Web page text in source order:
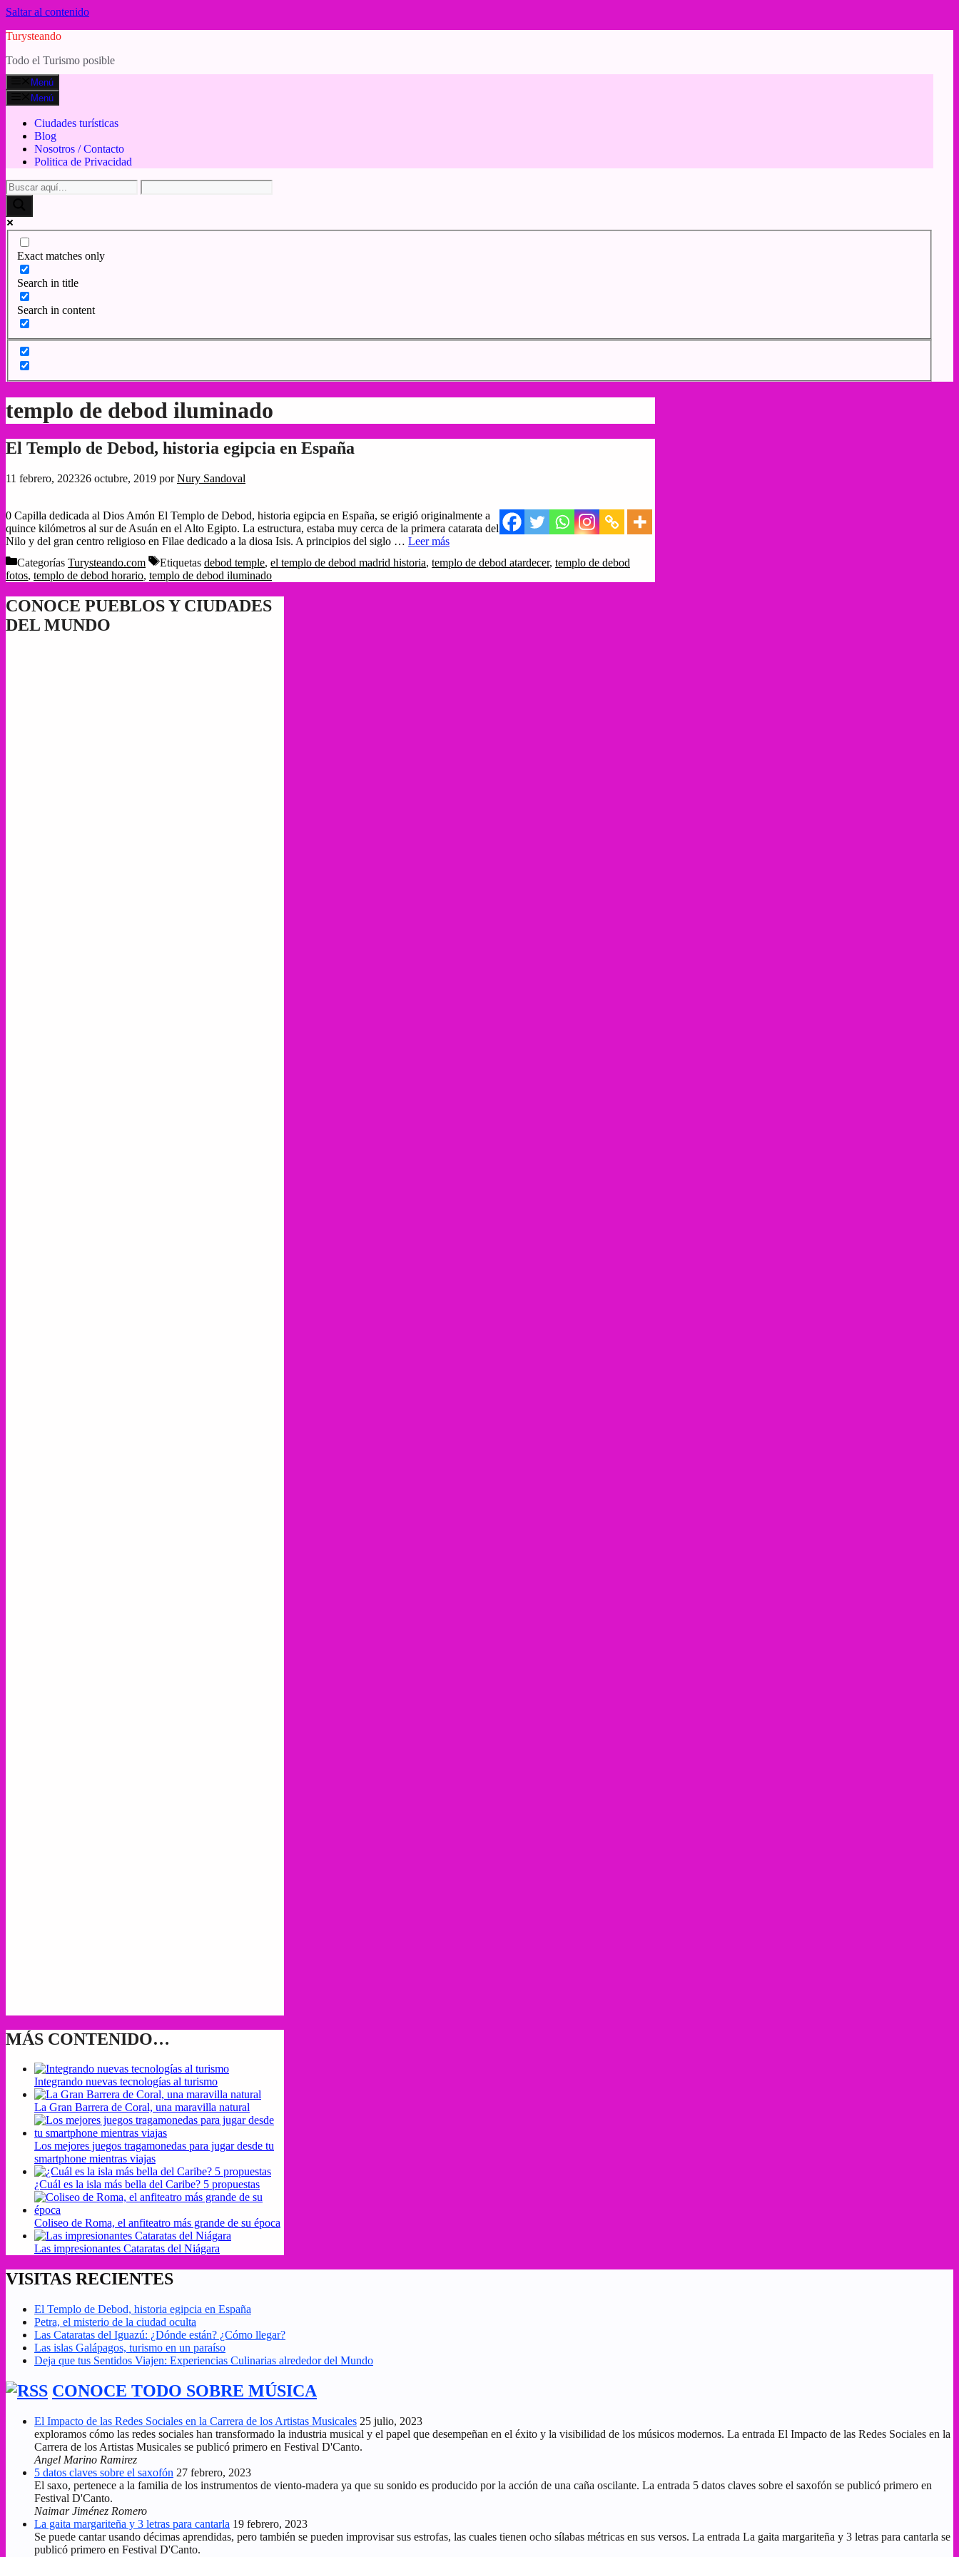
Saltar al contenido
Turysteando
Todo el Turismo posible
Menú
Menú
Ciudades turísticas
Blog
Nosotros / Contacto
Politica de Privacidad
Exact matches only
Search in title
Search in content
templo de debod iluminado
El Templo de Debod, historia egipcia en España
11 febrero, 202326 octubre, 2019 porNury Sandoval
0 Capilla dedicada al Dios Amón El Templo de Debod, historia egipcia en España, se erigió originalmente a
quince kilómetros al sur de Asuán en el Alto Egipto. La estructura, estaba muy cerca de la primera catarata del
Nilo y del gran centro religioso en Filae dedicado a la diosa Isis. A principios del siglo … Leer más
Categorías Turysteando.com Etiquetas debod temple, el templo de debod madrid historia, templo de debod atardecer, templo de debod
fotos, templo de debod horario, templo de debod iluminado
CONOCE PUEBLOS Y CIUDADES
DEL MUNDO
MÁS CONTENIDO…
Integrando nuevas tecnologías al turismo
La Gran Barrera de Coral, una maravilla natural
Los mejores juegos tragamonedas para jugar desde tu
smartphone mientras viajas
¿Cuál es la isla más bella del Caribe? 5 propuestas
Coliseo de Roma, el anfiteatro más grande de su época
Las impresionantes Cataratas del Niágara
VISITAS RECIENTES
El Templo de Debod, historia egipcia en España
Petra, el misterio de la ciudad oculta
Las Cataratas del Iguazú: ¿Dónde están? ¿Cómo llegar?
Las islas Galápagos, turismo en un paraíso
Deja que tus Sentidos Viajen: Experiencias Culinarias alrededor del Mundo
CONOCE TODO SOBRE MÚSICA
El Impacto de las Redes Sociales en la Carrera de los Artistas Musicales 25 julio, 2023
exploramos cómo las redes sociales han transformado la industria musical y el papel que desempeñan en el éxito y la visibilidad de los músicos modernos. La entrada El Impacto de las Redes Sociales en la
Carrera de los Artistas Musicales se publicó primero en Festival D'Canto.
Angel Marino Ramirez
5 datos claves sobre el saxofón 27 febrero, 2023
El saxo, pertenece a la familia de los instrumentos de viento-madera ya que su sonido es producido por la acción de una caña oscilante. La entrada 5 datos claves sobre el saxofón se publicó primero en
Festival D'Canto.
Naimar Jiménez Romero
La gaita margariteña y 3 letras para cantarla 19 febrero, 2023
Se puede cantar usando décimas aprendidas, pero también se pueden improvisar sus estrofas, las cuales tienen ocho sílabas métricas en sus versos. La entrada La gaita margariteña y 3 letras para cantarla se
publicó primero en Festival D'Canto.